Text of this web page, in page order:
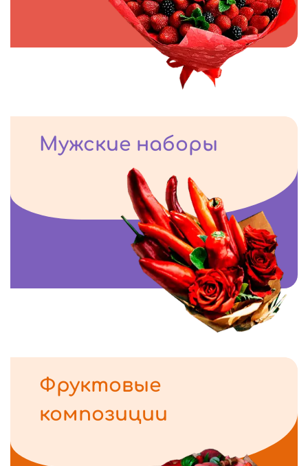
Мужские наборы
Фруктовые
композиции